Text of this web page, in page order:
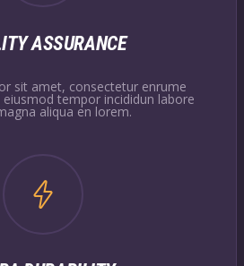
ASSURANCE
sit amet, consectetur enrume
eiusmod tempor incididun labore
aliqua en lorem.